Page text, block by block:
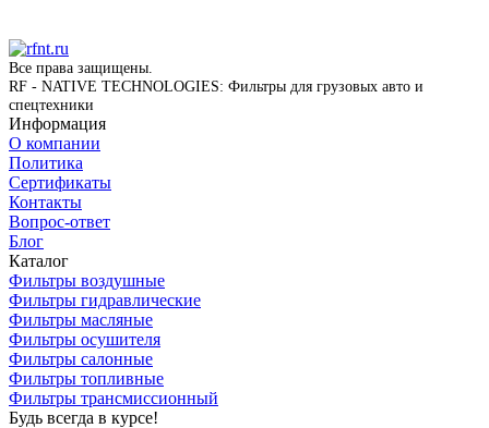
Все права защищены.
RF - NATIVE TECHNOLOGIES: Фильтры для грузовых авто и
спецтехники
Информация
О компании
Политика
Сертификаты
Контакты
Вопрос-ответ
Блог
Каталог
Фильтры воздушные
Фильтры гидравлические
Фильтры масляные
Фильтры осушителя
Фильтры салонные
Фильтры топливные
Фильтры трансмиссионный
Будь всегда в курсе!